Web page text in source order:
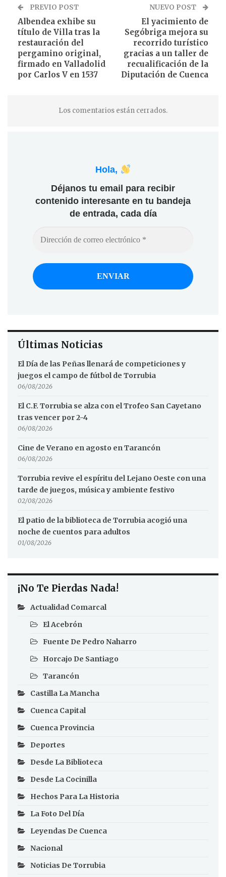
PREVIO POST
Albendea exhibe su
título de Villa tras la
restauración del
pergamino original,
firmado en Valladolid
por Carlos V en 1537
NUEVO POST
El yacimiento de
Segóbriga mejora su
recorrido turístico
gracias a un taller de
recualificación de la
Diputación de Cuenca
Los comentarios están cerrados.
Hola,
Déjanos tu email para recibir
contenido interesante en tu bandeja
de entrada, cada día
Últimas Noticias
El Día de las Peñas llenará de competiciones y
juegos el campo de fútbol de Torrubia
06/08/2026
El C.F. Torrubia se alza con el Trofeo San Cayetano
tras vencer por 2-4
06/08/2026
Cine de Verano en agosto en Tarancón
06/08/2026
Torrubia revive el espíritu del Lejano Oeste con una
tarde de juegos, música y ambiente festivo
02/08/2026
El patio de la biblioteca de Torrubia acogió una
noche de cuentos para adultos
01/08/2026
¡No Te Pierdas Nada!
Actualidad Comarcal
El Acebrón
Fuente De Pedro Naharro
Horcajo De Santiago
Tarancón
Castilla La Mancha
Cuenca Capital
Cuenca Provincia
Deportes
Desde La Biblioteca
Desde La Cocinilla
Hechos Para La Historia
La Foto Del Día
Leyendas De Cuenca
Nacional
Noticias De Torrubia